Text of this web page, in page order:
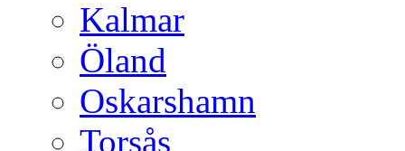
Kalmar
Öland
Oskarshamn
Torsås